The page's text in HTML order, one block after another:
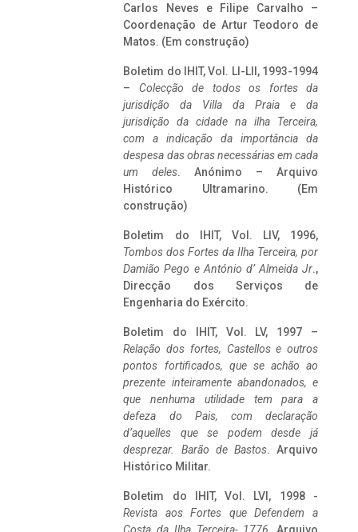
Carlos Neves e Filipe Carvalho –
Coordenação de Artur Teodoro de
Matos. (Em construção)
Boletim do IHIT, Vol. LI-LII, 1993-1994
– Colecção de todos os fortes da
jurisdição da Villa da Praia e da
jurisdição da cidade na ilha Terceira,
com a indicação da importância da
despesa das obras necessárias em cada
um deles. Anónimo – Arquivo
Histórico Ultramarino. (Em
construção)
Boletim do IHIT, Vol. LIV, 1996,
Tombos dos Fortes da Ilha Terceira, por
Damião Pego e António d’ Almeida Jr.,
Direcção dos Serviços de
Engenharia do Exército.
Boletim do IHIT, Vol. LV, 1997 –
Relação dos fortes, Castellos e outros
pontos fortificados, que se achão ao
prezente inteiramente abandonados, e
que nenhuma utilidade tem para a
defeza do Pais, com declaração
d’aquelles que se podem desde já
desprezar. Barão de Bastos. Arquivo
Histórico Militar.
Boletim do IHIT, Vol. LVI, 1998 -
Revista aos Fortes que Defendem a